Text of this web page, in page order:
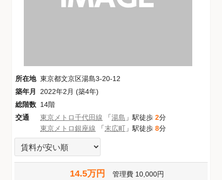
所在地 東京都文京区湯島3-20-12
築年月
2022年2月 (築4年)
総階数 14階
交通
東京メトロ千代田線 「湯島 」駅徒歩 2分
東京メトロ銀座線 「末広町 」駅徒歩 8分
14.5万円 管理費 10,000円